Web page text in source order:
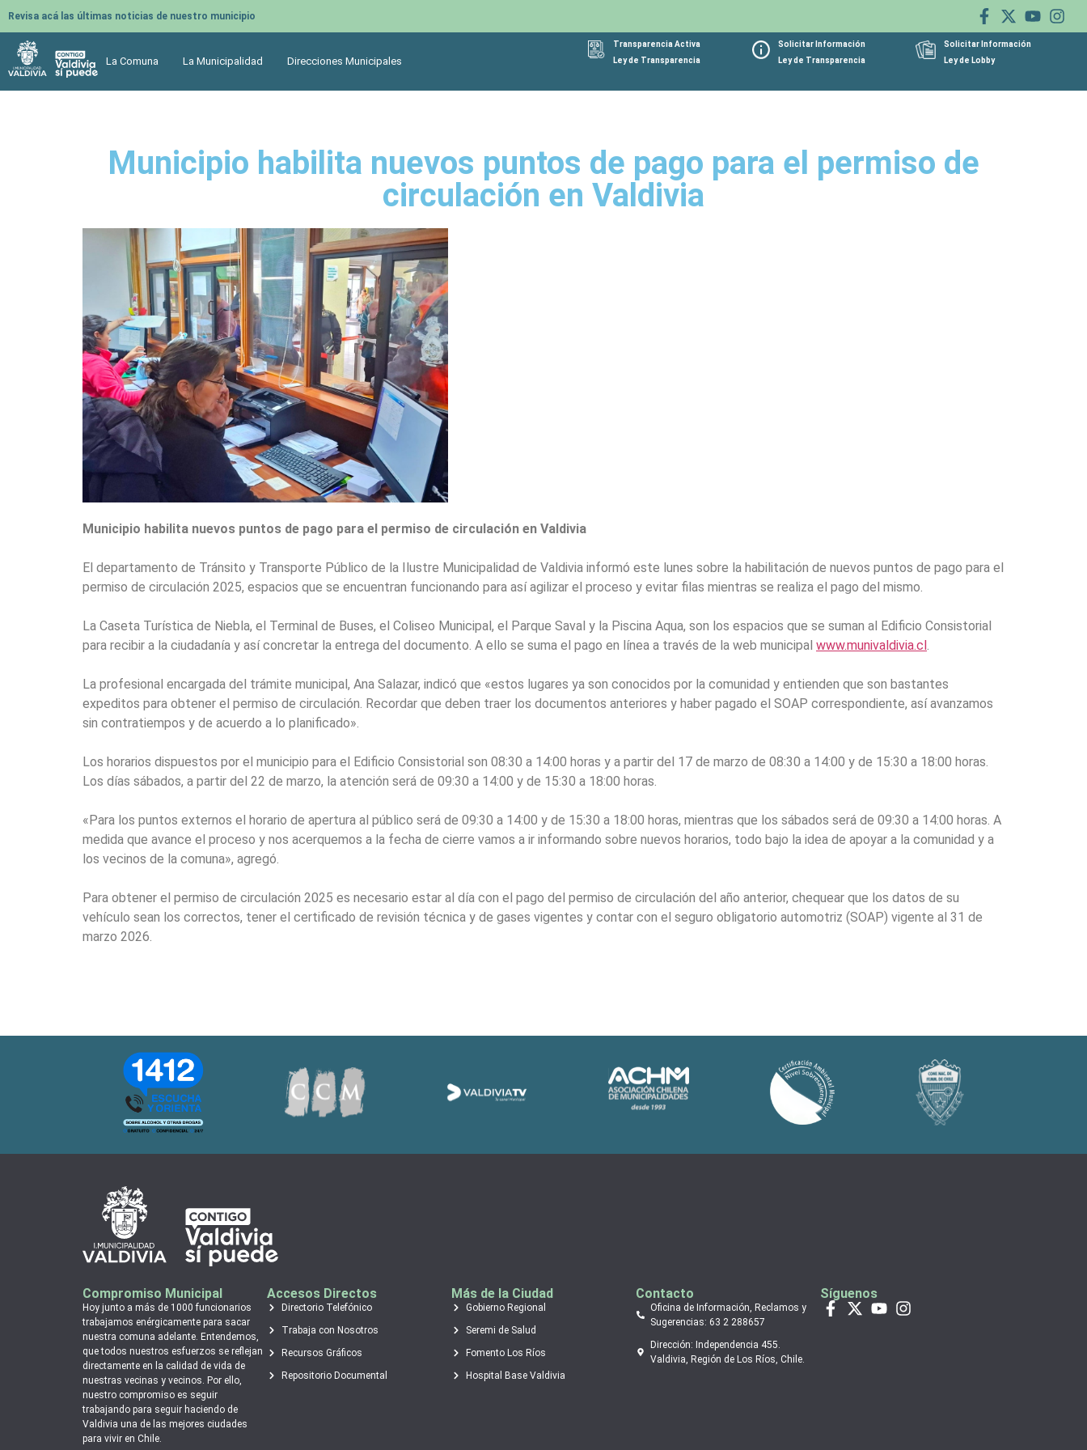
Revisa acá las últimas noticias de nuestro municipio
La Comuna La Municipalidad Direcciones Municipales
Transparencia Activa
Ley de Transparencia
Solicitar Información
Ley de Transparencia
Solicitar Información
Ley de Lobby
Municipio habilita nuevos puntos de pago para el permiso de
circulación en Valdivia
Municipio habilita nuevos puntos de pago para el permiso de circulación en Valdivia
El departamento de Tránsito y Transporte Público de la Ilustre Municipalidad de Valdivia informó este lunes sobre la habilitación de nuevos puntos de pago para el
permiso de circulación 2025, espacios que se encuentran funcionando para así agilizar el proceso y evitar filas mientras se realiza el pago del mismo.
La Caseta Turística de Niebla, el Terminal de Buses, el Coliseo Municipal, el Parque Saval y la Piscina Aqua, son los espacios que se suman al Edificio Consistorial
para recibir a la ciudadanía y así concretar la entrega del documento. A ello se suma el pago en línea a través de la web municipal www.munivaldivia.cl.
La profesional encargada del trámite municipal, Ana Salazar, indicó que «estos lugares ya son conocidos por la comunidad y entienden que son bastantes
expeditos para obtener el permiso de circulación. Recordar que deben traer los documentos anteriores y haber pagado el SOAP correspondiente, así avanzamos
sin contratiempos y de acuerdo a lo planificado».
Los horarios dispuestos por el municipio para el Edificio Consistorial son 08:30 a 14:00 horas y a partir del 17 de marzo de 08:30 a 14:00 y de 15:30 a 18:00 horas.
Los días sábados, a partir del 22 de marzo, la atención será de 09:30 a 14:00 y de 15:30 a 18:00 horas.
«Para los puntos externos el horario de apertura al público será de 09:30 a 14:00 y de 15:30 a 18:00 horas, mientras que los sábados será de 09:30 a 14:00 horas. A
medida que avance el proceso y nos acerquemos a la fecha de cierre vamos a ir informando sobre nuevos horarios, todo bajo la idea de apoyar a la comunidad y a
los vecinos de la comuna», agregó.
Para obtener el permiso de circulación 2025 es necesario estar al día con el pago del permiso de circulación del año anterior, chequear que los datos de su
vehículo sean los correctos, tener el certificado de revisión técnica y de gases vigentes y contar con el seguro obligatorio automotriz (SOAP) vigente al 31 de
marzo 2026.
Compromiso Municipal
Hoy junto a más de 1000 funcionarios
trabajamos enérgicamente para sacar
nuestra comuna adelante. Entendemos,
que todos nuestros esfuerzos se reflejan
directamente en la calidad de vida de
nuestras vecinas y vecinos. Por ello,
nuestro compromiso es seguir
trabajando para seguir haciendo de
Valdivia una de las mejores ciudades
para vivir en Chile.
Accesos Directos
Directorio Telefónico
Trabaja con Nosotros
Recursos Gráficos
Repositorio Documental
Más de la Ciudad
Gobierno Regional
Seremi de Salud
Fomento Los Ríos
Hospital Base Valdivia
Contacto
Oficina de Información, Reclamos y
Sugerencias: 63 2 288657
Dirección: Independencia 455.
Valdivia, Región de Los Ríos, Chile.
Síguenos